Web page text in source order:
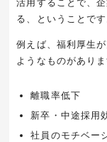
活用することで、
る、ということです
例えば、福利厚生
ようなものがありま
離職率低下
新卒・中途採用
社員のモチベー